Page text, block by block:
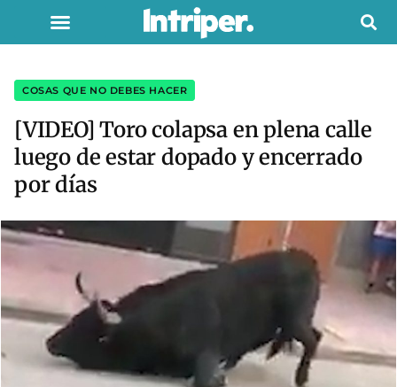
COSAS QUE NO DEBES HACER
[VIDEO] Toro colapsa en plena calle
luego de estar dopado y encerrado
por días